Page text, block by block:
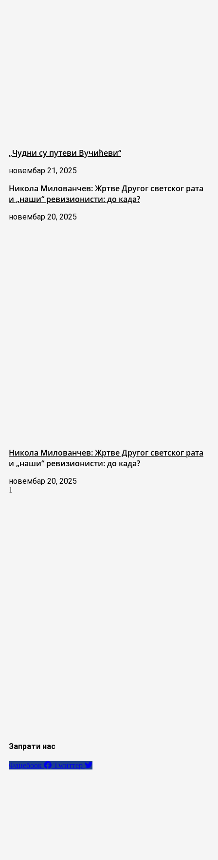
„Чудни су путеви Вучићеви“
новембар 21, 2025
Никола Милованчев: Жртве Другог светског рата
и „наши“ ревизионисти: до када?
новембар 20, 2025
Никола Милованчев: Жртве Другог светског рата
и „наши“ ревизионисти: до када?
новембар 20, 2025
Запрати нас
Фацебоок Тwиттер